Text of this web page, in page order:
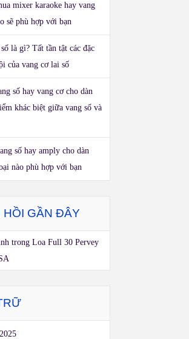
mixer karaoke hay vang
sẽ phù hợp với bạn
là gì? Tất tần tật các đặc
của vang cơ lai số
số hay vang cơ cho dàn
khác biệt giữa vang số và
số hay amply cho dàn
nào phù hợp với bạn
HỒI GẦN ĐÂY
trongLoa Full 30 Pervey